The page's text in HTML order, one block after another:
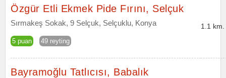
Özgür Etli Ekmek Pide Fırını, Selçuk
Sırmakeş Sokak, 9 Selçuk, Selçuklu, Konya
5 puan 49 reyting
1.1 km.
Bayramoğlu Tatlıcısı, Babalık